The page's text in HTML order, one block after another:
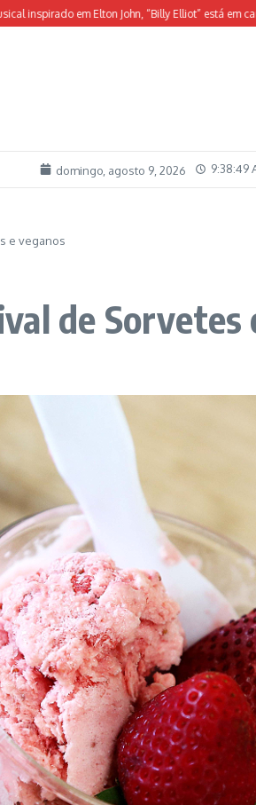
em Elton John, “Billy Elliot” está em cartaz no
domingo, agosto 9, 2026 9:38:51
e veganos
de